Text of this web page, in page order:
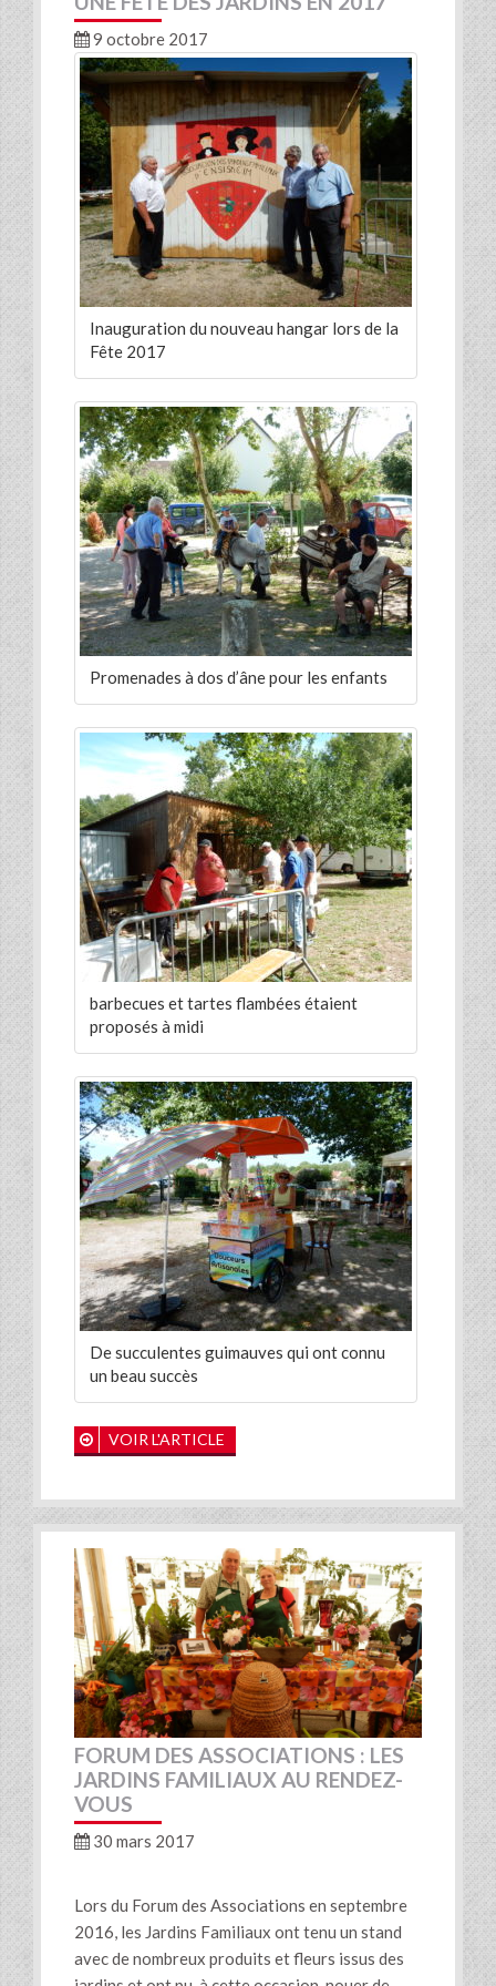
9 octobre 2017
Inauguration du nouveau hangar lors de la
Fête 2017
Promenades à dos d’âne pour les enfants
barbecues et tartes flambées étaient
proposés à midi
De succulentes guimauves qui ont connu
un beau succès
VOIR L'ARTICLE
FORUM DES ASSOCIATIONS : LES
JARDINS FAMILIAUX AU RENDEZ-
VOUS
30 mars 2017
Lors du Forum des Associations en septembre
2016, les Jardins Familiaux ont tenu un stand
avec de nombreux produits et fleurs issus des